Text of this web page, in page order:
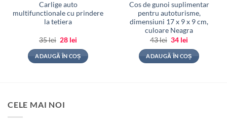
Carlige auto
multifunctionale cu prindere
la tetiera
35lei Prețul
a
fost:
35 lei.
28 lei
este:
28 lei.
ADAUGĂ ÎN COȘ
Cos de gunoi suplimentar
pentru autoturisme,
dimensiuni 17 x 9 x 9 cm,
culoare Neagra
43lei Prețul
a
fost:
43 lei.
34 lei
este:
34 lei.
ADAUGĂ ÎN COȘ
CELE MAI NOI